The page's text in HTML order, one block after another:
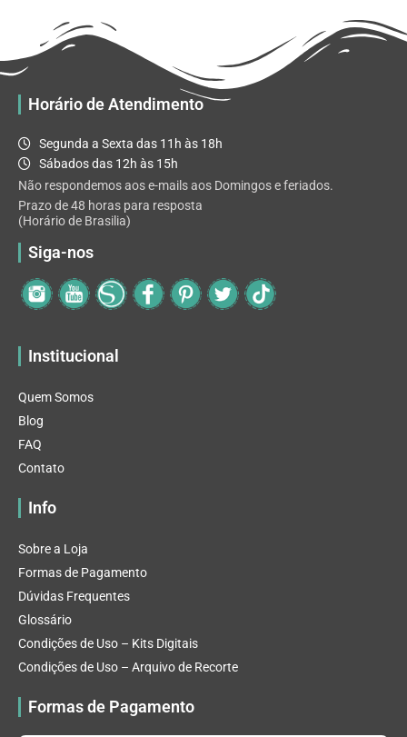
Horário de Atendimento
Segunda a Sexta das 11h às 18h
Sábados das 12h às 15h
Não respondemos aos e-mails aos Domingos e feriados.
Prazo de 48 horas para resposta
(Horário de Brasilia)
Siga-nos
Institucional
Quem Somos
Blog
FAQ
Contato
Info
Sobre a Loja
Formas de Pagamento
Dúvidas Frequentes
Glossário
Condições de Uso – Kits Digitais
Condições de Uso – Arquivo de Recorte
Formas de Pagamento